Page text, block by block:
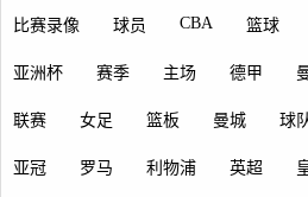
比赛录像 球员 CBA 篮球
亚洲杯 赛季 主场 德甲
联赛 女足 篮板 曼城 球
亚冠 罗马 利物浦 英超